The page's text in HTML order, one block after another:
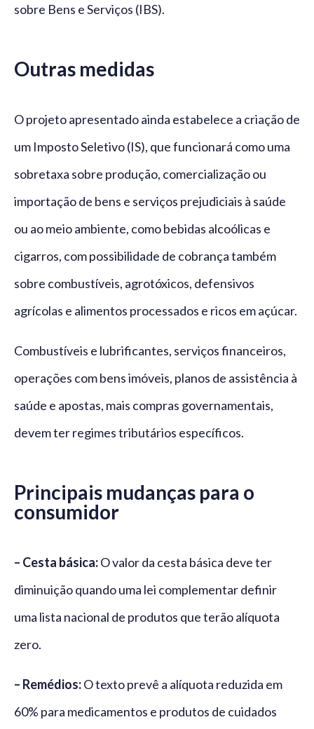
sobre Bens e Serviços (IBS).
Outras medidas
O projeto apresentado ainda estabelece a criação de
um Imposto Seletivo (IS), que funcionará como uma
sobretaxa sobre produção, comercialização ou
importação de bens e serviços prejudiciais à saúde
ou ao meio ambiente, como bebidas alcoólicas e
cigarros, com possibilidade de cobrança também
sobre combustíveis, agrotóxicos, defensivos
agrícolas e alimentos processados e ricos em açúcar.
Combustíveis e lubrificantes, serviços financeiros,
operações com bens imóveis, planos de assistência à
saúde e apostas, mais compras governamentais,
devem ter regimes tributários específicos.
Principais mudanças para o
consumidor
– Cesta básica:O valor da cesta básica deve ter
diminuição quando uma lei complementar definir
uma lista nacional de produtos que terão alíquota
zero.
– Remédios:O texto prevê a alíquota reduzida em
60% para medicamentos e produtos de cuidados